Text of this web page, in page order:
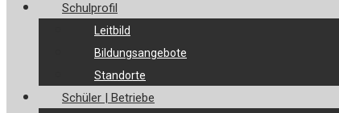
Schulprofil
Leitbild
Bildungsangebote
Standorte
Schüler | Betriebe